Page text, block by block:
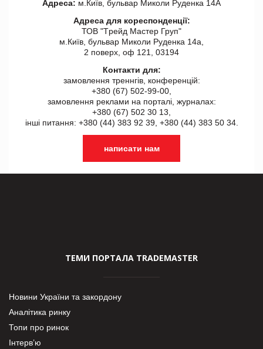
Адреса: м.Київ, бульвар Миколи Руденка 14А
Адреса для кореспонденції:
ТОВ "Tрейд Мастер Груп"
м.Київ, бульвар Миколи Руденка 14а,
2 поверх, оф 121, 03194
Контакти для:
замовлення треннгів, конференцій:
+380 (67) 502-99-00,
замовлення реклами на порталі, журналах:
+380 (67) 502 30 13,
інші питання: +380 (44) 383 92 39, +380 (44) 383 50 34.
написати нам
ТЕМИ ПОРТАЛА TRADEMASTER
Новини України та закордону
Аналітика ринку
Топи про ринок
Інтерв’ю